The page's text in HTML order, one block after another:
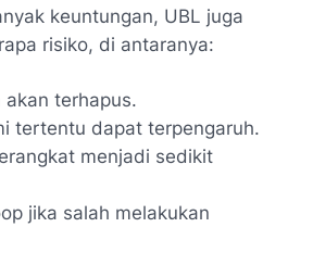
keuntungan, UBL juga
risiko, di antaranya:
akan terhapus.
tertentu dapat terpengaruh.
menjadi sedikit
jika salah melakukan